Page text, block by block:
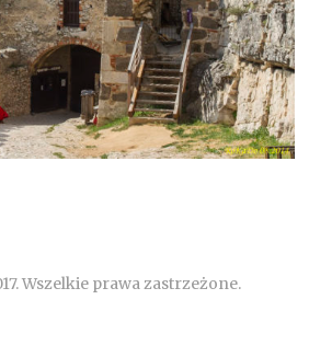
Wszelkie prawa zastrzeżone.